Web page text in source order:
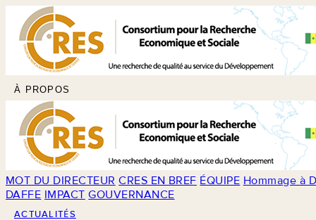
À PROPOS
MOT DU DIRECTEUR CRES EN BREF ÉQUIPE Hommage à
DAFFE IMPACT GOUVERNANCE
ACTUALITÉS